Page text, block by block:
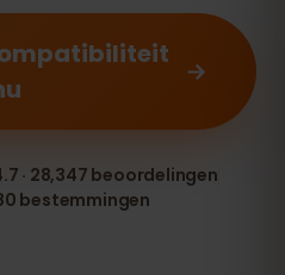
· 28,347 beoordelingen
bestemmingen